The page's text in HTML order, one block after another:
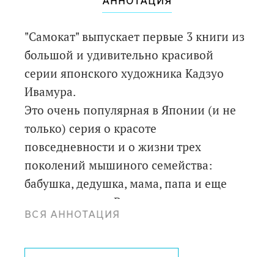
"Самокат" выпускает первые 3 книги из
большой и удивительно красивой
серии японского художника Кадзуо
Ивамура.
Это очень популярная в Японии (и не
только) серия о красоте
повседневности и о жизни трех
поколений мышиного семейства:
бабушка, дедушка, мама, папа и еще
десяток мышат. Всего несколько слов - и
тысячи деталей на каждой странице.
ВСЯ АННОТАЦИЯ